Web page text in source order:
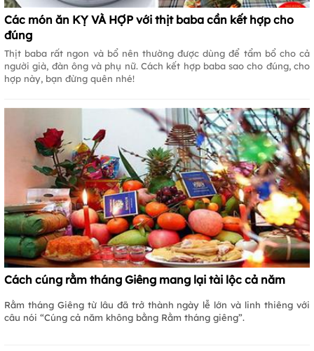
Các món ăn KỴ VÀ HỢP với thịt baba cần kết hợp cho
đúng
Thịt baba rất ngon và bổ nên thường được dùng để tẩm bổ cho cả
người già, đàn ông và phụ nữ. Cách kết hợp baba sao cho đúng, cho
hợp này, bạn đừng quên nhé!
Cách cúng rằm tháng Giêng mang lại tài lộc cả năm
Rằm tháng Giêng từ lâu đã trở thành ngày lễ lớn và linh thiêng với
câu nói “Cúng cả năm không bằng Rằm tháng giêng”.